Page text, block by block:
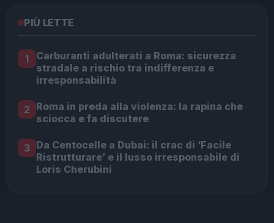
PIÙ LETTE
1
Carburanti adulterati a Roma: sicurezza
stradale a rischio tra indifferenza e
irresponsabilità
2 Roma in preda alla violenza: la rapina che
sciocca e fa discutere
3 Da Centocelle a Dubai: il crac di ‘Facile
Ristrutturare’ e il lusso irresponsabile di
Loris Cherubini